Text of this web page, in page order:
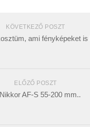
KÖVETKEZŐ POSZT
ami fényképeket
ELŐZŐ POSZT
AF-S 55-200 mm..